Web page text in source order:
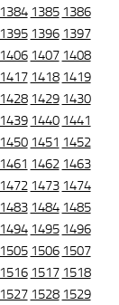
1384 1385 1386
1395 1396 1397
1406 1407 1408
1417 1418 1419
1428 1429 1430
1439 1440 1441
1450 1451 1452
1461 1462 1463
1472 1473 1474
1483 1484 1485
1494 1495 1496
1505 1506 1507
1516 1517 1518
1527 1528 1529